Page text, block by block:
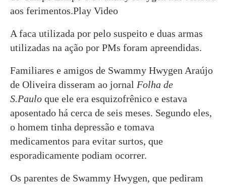
aos ferimentos.Play Video
A faca utilizada por pelo suspeito e duas armas
utilizadas na ação por PMs foram apreendidas.
Familiares e amigos de Swammy Hwygen Araújo
de Oliveira disseram ao jornal Folha de
S.Paulo que ele era esquizofrênico e estava
aposentado há cerca de seis meses. Segundo eles,
o homem tinha depressão e tomava
medicamentos para evitar surtos, que
esporadicamente podiam ocorrer.
Os parentes de Swammy Hwygen, que pediram